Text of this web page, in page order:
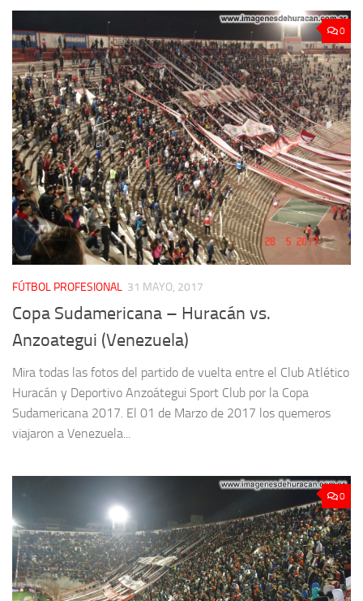
0
FÚTBOL PROFESIONAL 31 MAYO, 2017
Copa Sudamericana – Huracán vs.
Anzoategui (Venezuela)
Mira todas las fotos del partido de vuelta entre el Club Atlético
Huracán y Deportivo Anzoátegui Sport Club por la Copa
Sudamericana 2017. El 01 de Marzo de 2017 los quemeros
viajaron a Venezuela...
0